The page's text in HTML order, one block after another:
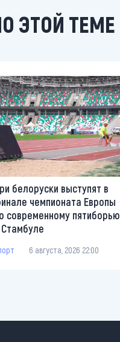
ЭТОЙ ТЕМЕ
белоруски выступят в
чемпионата Европы
современному пятиборью
Стамбуле
6 августа, 2026 22:00